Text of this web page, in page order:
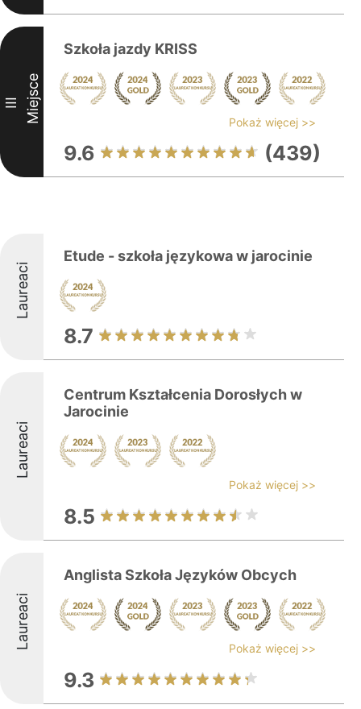
III Miejsce
Szkoła jazdy KRISS
Pokaż więcej >>
9.6 (439)
Laureaci
Etude - szkoła językowa w jarocinie
8.7
Laureaci
Centrum Kształcenia Dorosłych w
Jarocinie
Pokaż więcej >>
8.5
Laureaci
Anglista Szkoła Języków Obcych
Pokaż więcej >>
9.3